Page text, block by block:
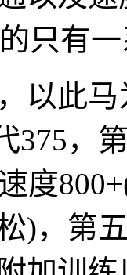
只有
以此
375，
度
)，第